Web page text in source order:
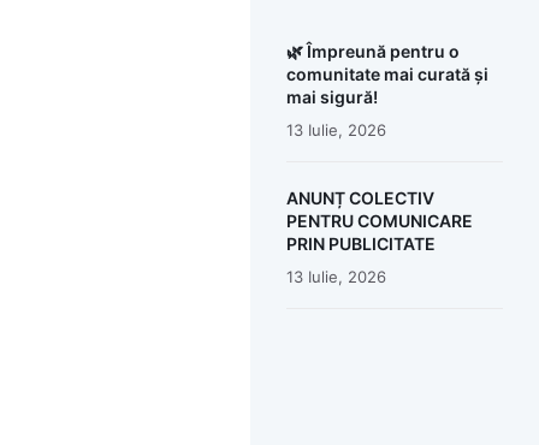
🌿 Împreună pentru o
comunitate mai curată și
mai sigură!
13 Iulie, 2026
ANUNȚ COLECTIV
PENTRU COMUNICARE
PRIN PUBLICITATE
13 Iulie, 2026